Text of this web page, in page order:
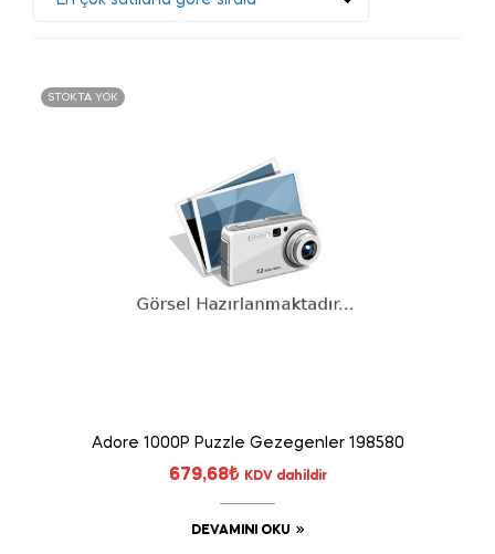
STOKTA YOK
Adore 1000P Puzzle Gezegenler 198580
679,68₺ KDV dahildir
DEVAMINI OKU